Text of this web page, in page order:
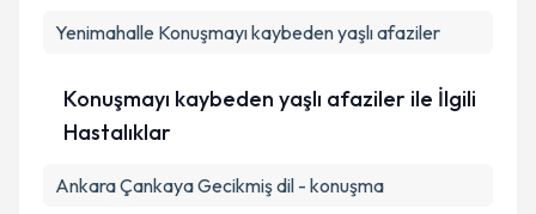
Yenimahalle Konuşmayı kaybeden yaşlı afaziler
Konuşmayı kaybeden yaşlı afaziler ile İlgili
Hastalıklar
Ankara Çankaya Gecikmiş dil - konuşma